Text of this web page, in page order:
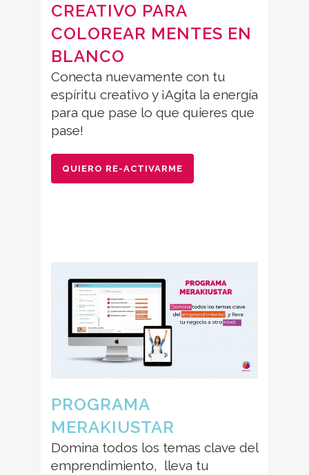
CREATIVO PARA
COLOREAR MENTES EN
BLANCO
Conecta nuevamente con tu
espíritu creativo y ¡Agita la energía
para que pase lo que quieres que
pase!
QUIERO RE-ACTIVARME
PROGRAMA
MERAKIUSTAR
Domina todos los temas clave del
emprendimiento, lleva tu